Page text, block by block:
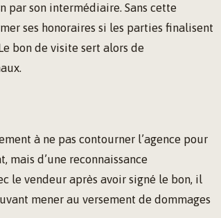
par son intermédiaire. Sans cette
ses honoraires si les parties finalisent
bon de visite sert alors de
à ne pas contourner l’agence pour
mais d’une reconnaissance
le vendeur après avoir signé le bon, il
mener au versement de dommages